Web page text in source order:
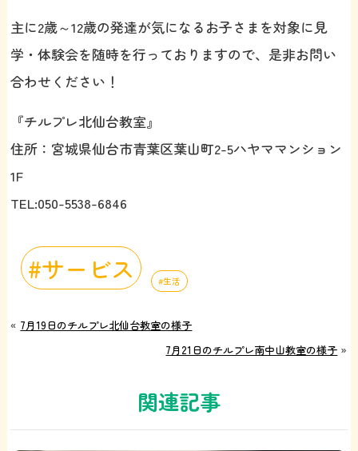
主に2歳～12歳の発達が気になるお子さまを対象に見
学・体験会を随時を行っておりますので、是非お問い
合わせください！
『チルプレ北仙台教室』
住所：宮城県仙台市青葉区葉山町2-5ハヤママンション
1F
TEL:050-5538-6846
サービス 生活
« 7月19日のチルプレ北仙台教室の様子
7月21日のチルプレ南中山教室の様子 »
関連記事